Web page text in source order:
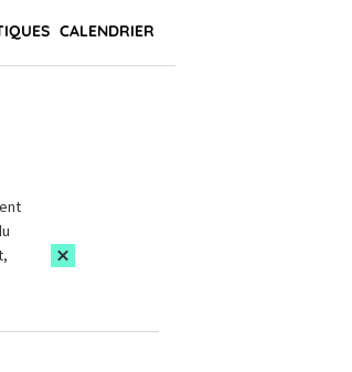
CALENDRIER